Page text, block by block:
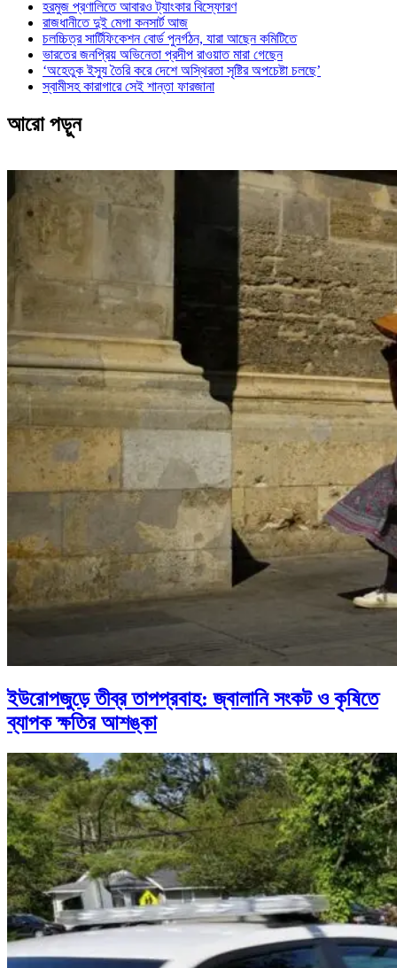
হরমুজ প্রণালিতে আবারও ট্যাংকার বিস্ফোরণ
রাজধানীতে দুই মেগা কনসার্ট আজ
চলচ্চিত্র সার্টিফিকেশন বোর্ড পুনর্গঠন, যারা আছেন কমিটিতে
ভারতের জনপ্রিয় অভিনেতা প্রদীপ রাওয়াত মারা গেছেন
‘অহেতুক ইস্যু তৈরি করে দেশে অস্থিরতা সৃষ্টির অপচেষ্টা চলছে’
স্বামীসহ কারাগারে সেই শান্তা ফারজানা
আরো পড়ুন
ইউরোপজুড়ে তীব্র তাপপ্রবাহ: জ্বালানি সংকট ও কৃষিতে
ব্যাপক ক্ষতির আশঙ্কা